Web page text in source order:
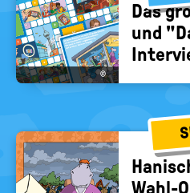
©
Das
und
Wahl-​